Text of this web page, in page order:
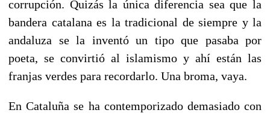
corrupción. Quizás la única diferencia sea que la
bandera catalana es la tradicional de siempre y la
andaluza se la inventó un tipo que pasaba por
poeta, se convirtió al islamismo y ahí están las
franjas verdes para recordarlo. Una broma, vaya.
En Cataluña se ha contemporizado demasiado con